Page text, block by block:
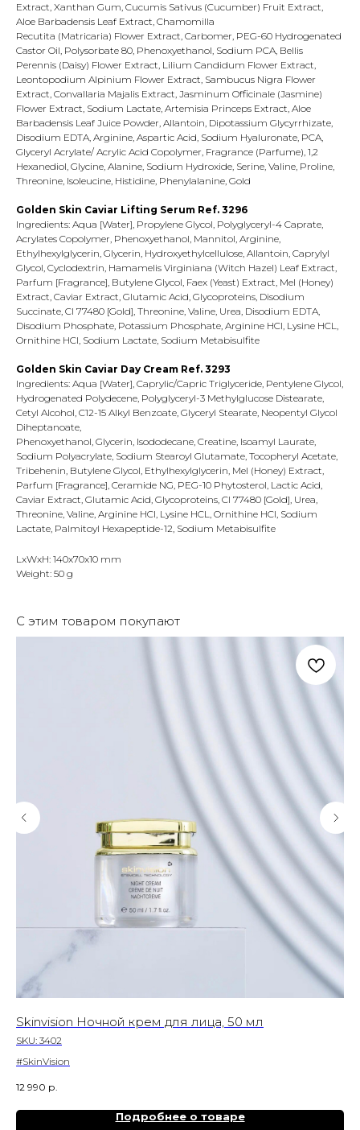
Extract, Xanthan Gum, Cucumis Sativus (Cucumber) Fruit Extract,
Aloe Barbadensis Leaf Extract, Chamomilla
Recutita (Matricaria) Flower Extract, Carbomer, PEG-60 Hydrogenated
Castor Oil, Polysorbate 80, Phenoxyethanol, Sodium PCA, Bellis
Perennis (Daisy) Flower Extract, Lilium Candidum Flower Extract,
Leontopodium Alpinium Flower Extract, Sambucus Nigra Flower
Extract, Convallaria Majalis Extract, Jasminum Officinale (Jasmine)
Flower Extract, Sodium Lactate, Artemisia Princeps Extract, Aloe
Barbadensis Leaf Juice Powder, Allantoin, Dipotassium Glycyrrhizate,
Disodium EDTA, Arginine, Aspartic Acid, Sodium Hyaluronate, PCA,
Glyceryl Acrylate/ Acrylic Acid Copolymer, Fragrance (Parfume), 1,2
Hexanediol, Glycine, Alanine, Sodium Hydroxide, Serine, Valine, Proline,
Threonine, Isoleucine, Histidine, Phenylalanine, Gold
Golden Skin Caviar Lifting Serum Ref. 3296
Ingredients: Aqua [Water], Propylene Glycol, Polyglyceryl-4 Caprate,
Acrylates Copolymer, Phenoxyethanol, Mannitol, Arginine,
Ethylhexylglycerin, Glycerin, Hydroxyethylcellulose, Allantoin, Caprylyl
Glycol, Cyclodextrin, Hamamelis Virginiana (Witch Hazel) Leaf Extract,
Parfum [Fragrance], Butylene Glycol, Faex (Yeast) Extract, Mel (Honey)
Extract, Caviar Extract, Glutamic Acid, Glycoproteins, Disodium
Succinate, CI 77480 [Gold], Threonine, Valine, Urea, Disodium EDTA,
Disodium Phosphate, Potassium Phosphate, Arginine HCl, Lysine HCL,
Ornithine HCl, Sodium Lactate, Sodium Metabisulfite
Golden Skin Caviar Day Cream Ref. 3293
Ingredients: Aqua [Water], Caprylic/Capric Triglyceride, Pentylene Glycol,
Hydrogenated Polydecene, Polyglyceryl-3 Methylglucose Distearate,
Cetyl Alcohol, C12-15 Alkyl Benzoate, Glyceryl Stearate, Neopentyl Glycol
Diheptanoate,
Phenoxyethanol, Glycerin, Isododecane, Creatine, Isoamyl Laurate,
Sodium Polyacrylate, Sodium Stearoyl Glutamate, Tocopheryl Acetate,
Tribehenin, Butylene Glycol, Ethylhexylglycerin, Mel (Honey) Extract,
Parfum [Fragrance], Ceramide NG, PEG-10 Phytosterol, Lactic Acid,
Caviar Extract, Glutamic Acid, Glycoproteins, CI 77480 [Gold], Urea,
Threonine, Valine, Arginine HCl, Lysine HCL, Ornithine HCl, Sodium
Lactate, Palmitoyl Hexapeptide-12, Sodium Metabisulfite
LxWxH: 140x70x10 mm
Weight: 50 g
С этим товаром покупают
Skinvision Ночной крем для лица, 50 мл
SKU: 3402
#SkinVision
12 990 р.
Подробнее о товаре